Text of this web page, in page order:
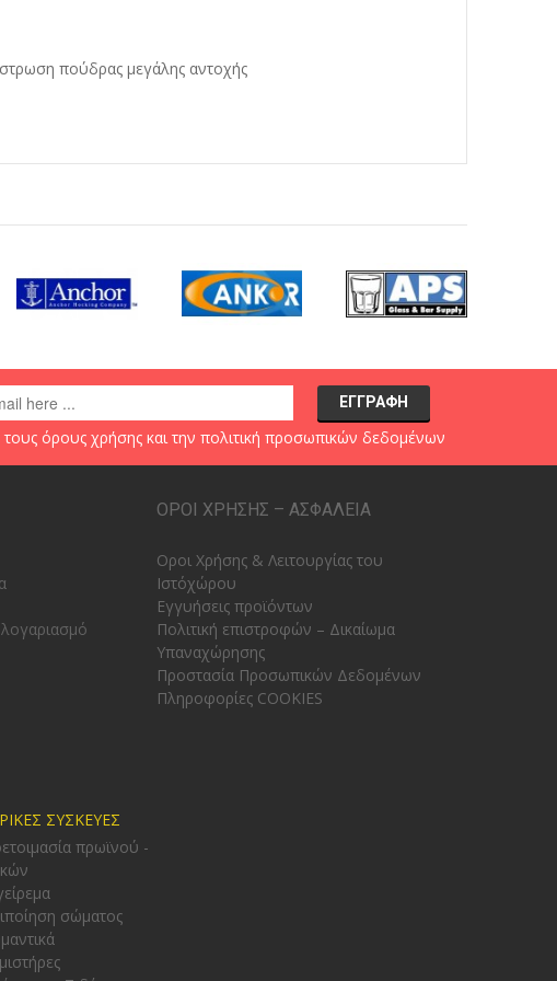
πούδρας μεγάλης αντοχής
όρους χρήσηςκαι την πολιτική προσωπικών δεδομένων
ΟΡΟΙ ΧΡΗΣΗΣ – ΑΣΦΑΛΕΙΑ
Οροι Χρήσης & Λειτουργίας του
Ιστόχώρου
Εγγυήσεις προϊόντων
Πολιτική επιστροφών – Δικαίωμα
Υπαναχώρησης
Προστασία Προσωπικών Δεδομένων
Πληροφορίες COOKIES
ΣΥΣΚΕΥΕΣ
πρωϊνού -
σώματος